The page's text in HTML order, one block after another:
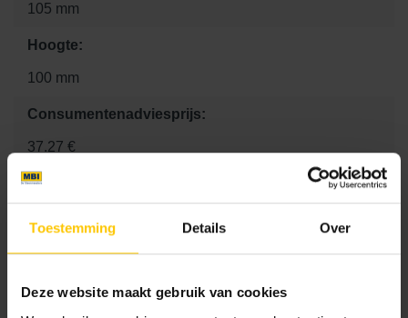
Toestemming Details Over
Deze website maakt gebruik van cookies
105 mm
Hoogte:
100 mm
Consumentenadviesprijs:
37.27 €
Standaard kleuren